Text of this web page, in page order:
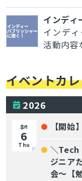
インディ
インデ
活動内容
イベントカ
2026
8月
6
Thu
【開
＼Tech
ジニア
会〜【